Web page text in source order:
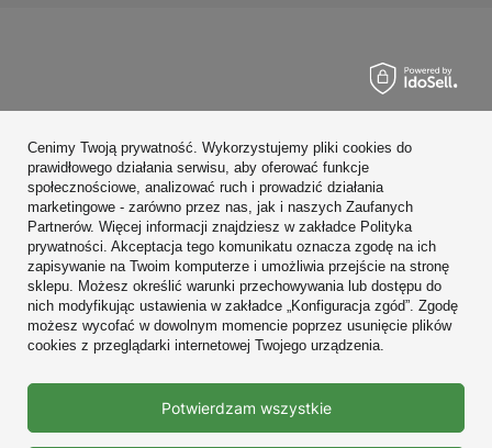
Konto
Regulaminy
Zobacz również
W sklepie prezentujemy ceny brutto (z VAT).
Cenimy Twoją prywatność. Wykorzystujemy pliki cookies do
prawidłowego działania serwisu, aby oferować funkcje
społecznościowe, analizować ruch i prowadzić działania
marketingowe - zarówno przez nas, jak i naszych Zaufanych
Partnerów. Więcej informacji znajdziesz w zakładce Polityka
prywatności. Akceptacja tego komunikatu oznacza zgodę na ich
zapisywanie na Twoim komputerze i umożliwia przejście na stronę
sklepu. Możesz określić warunki przechowywania lub dostępu do
nich modyfikując ustawienia w zakładce „Konfiguracja zgód”. Zgodę
możesz wycofać w dowolnym momencie poprzez usunięcie plików
cookies z przeglądarki internetowej Twojego urządzenia.
Potwierdzam wszystkie